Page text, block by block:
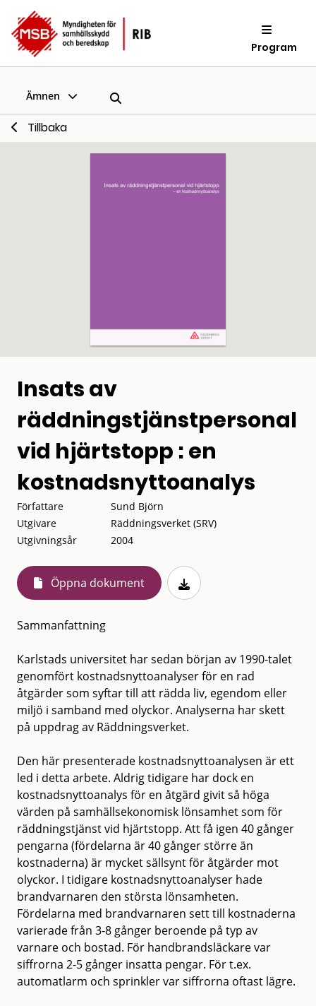
Program
Ämnen
Tillbaka
Insats av
räddningstjänstpersonal
vid hjärtstopp : en
kostnadsnyttoanalys
Författare
Sund Björn
Utgivare
Räddningsverket (SRV)
Utgivningsår
2004
Öppna dokument
Sammanfattning
Karlstads universitet har sedan början av 1990-talet
genomfört kostnadsnyttoanalyser för en rad
åtgärder som syftar till att rädda liv, egendom eller
miljö i samband med olyckor. Analyserna har skett
på uppdrag av Räddningsverket.
Den här presenterade kostnadsnyttoanalysen är ett
led i detta arbete. Aldrig tidigare har dock en
kostnadsnyttoanalys för en åtgärd givit så höga
värden på samhällsekonomisk lönsamhet som för
räddningstjänst vid hjärtstopp. Att få igen 40 gånger
pengarna (fördelarna är 40 gånger större än
kostnaderna) är mycket sällsynt för åtgärder mot
olyckor. I tidigare kostnadsnyttoanalyser hade
brandvarnaren den största lönsamheten.
Fördelarna med brandvarnaren sett till kostnaderna
varierade från 3-8 gånger beroende på typ av
varnare och bostad. För handbrandsläckare var
siffrorna 2-5 gånger insatta pengar. För t.ex.
automatlarm och sprinkler var siffrorna oftast lägre.